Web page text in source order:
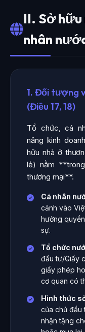
II. Sở
nhân
1. Đối tượng
(Điều 17, 18)
Tổ chức, cá
năng kinh
hữu nhà ở
lẻ) nằm
thương mại**.
Cá nhân
cảnh vào
hưởng
sự.
Tổ chức
đầu tư/Giấy
giấy phép
cơ quan có
Hình thức
của chủ đầu
nhận tặng